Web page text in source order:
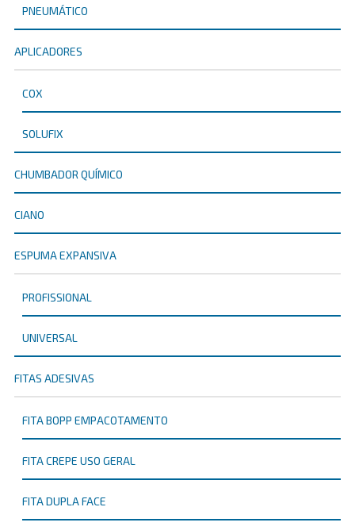
PNEUMÁTICO
APLICADORES
COX
SOLUFIX
CHUMBADOR QUÍMICO
CIANO
ESPUMA EXPANSIVA
PROFISSIONAL
UNIVERSAL
FITAS ADESIVAS
FITA BOPP EMPACOTAMENTO
FITA CREPE USO GERAL
FITA DUPLA FACE